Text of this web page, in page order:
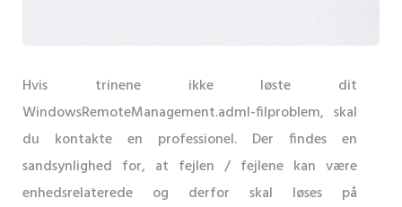
Hvis trinene ikke løste dit
WindowsRemoteManagement.adml-filproblem, skal
du kontakte en professionel. Der findes en
sandsynlighed for, at fejlen / fejlene kan være
enhedsrelaterede og derfor skal løses på